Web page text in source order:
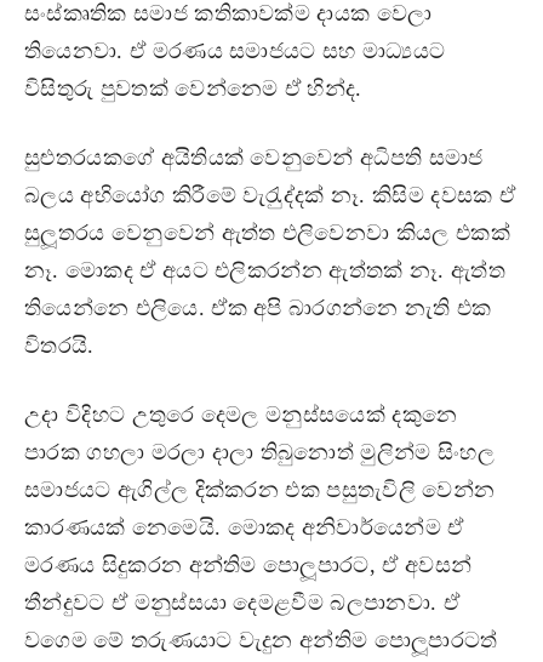
සංස්කෘතික සමාජ කතිකාවක්ම දායක වෙලා
තියෙනවා. ඒ මරණය සමාජයට සහ මාධ්‍යයට
විසිතුරු පුවතක් වෙන්නෙම ඒ හින්ද.
සුළුතරයකගේ අයිතියක් වෙනුවෙන් අධිපති සමාජ
බලය අභියෝග කිරීමේ වැරැුද්දක් නෑ. කිසිම දවසක ඒ
සුලූතරය වෙනුවෙන් ඇත්ත එලිවෙනවා කියල එකක්
නෑ. මොකද ඒ අයට එලිකරන්න ඇත්තක් නෑ. ඇත්ත
තියෙන්නෙ එලියෙ. ඒක අපි බාරගන්නෙ නැති එක
විතරයි.
උදා විදිහට උතුරෙ දෙමල මනුස්සයෙක් දකුනෙ
පාරක ගහලා මරලා දාලා තිබුනොත් මුලින්ම සිංහල
සමාජයට ඇගිල්ල දික්කරන එක පසුතැවිලි වෙන්න
කාරණයක් නෙමෙයි. මොකද අනිවාර්යෙන්ම ඒ
මරණය සිදුකරන අන්තිම පොලූපාරට, ඒ අවසන්
තීන්දුවට ඒ මනුස්සයා දෙමළවීම බලපානවා. ඒ
වගෙම මේ තරුණයාට වැදුන අන්තිම පොලූපාරටත්